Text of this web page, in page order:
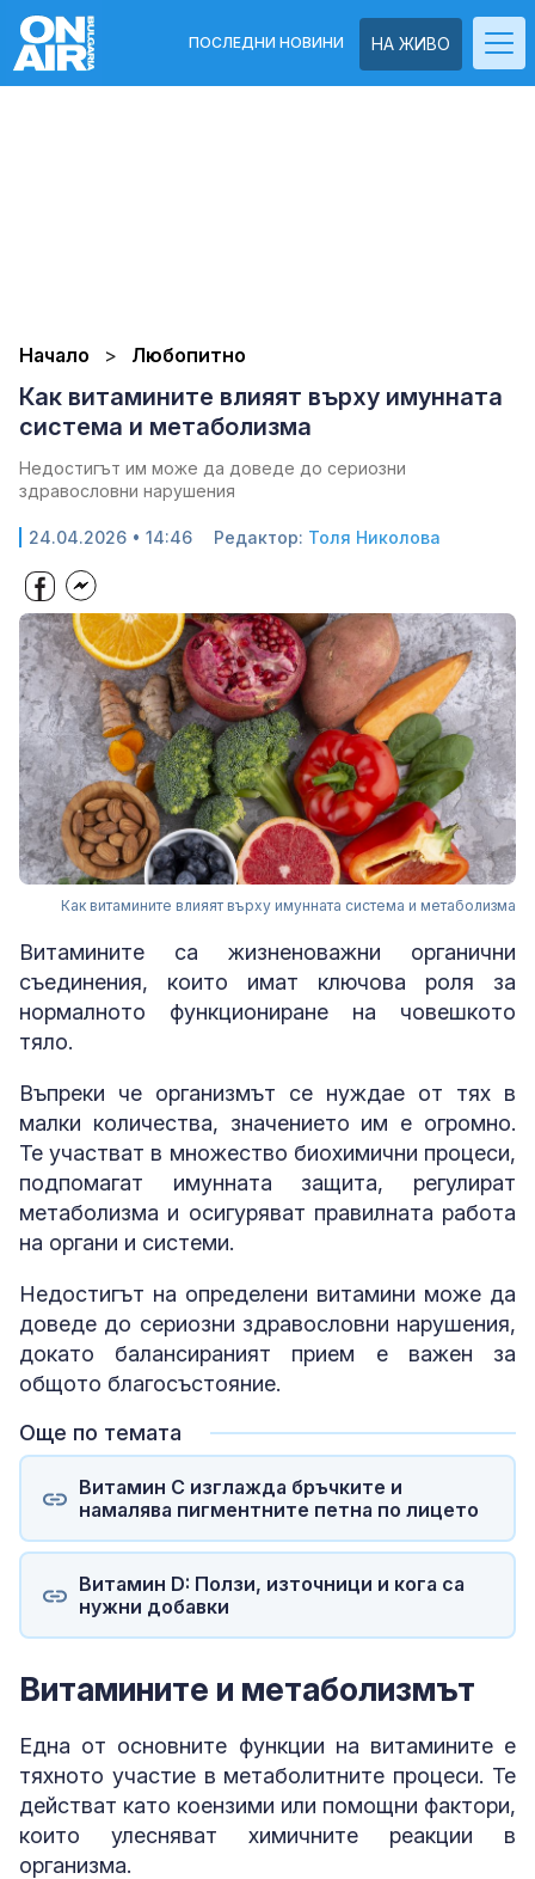
НА ЖИВО
ПОСЛЕДНИ НОВИНИ
Начало Любопитно
Как витамините влияят върху имунната
система и метаболизма
Недостигът им може да доведе до сериозни
здравословни нарушения
24.04.2026 • 14:46 Редактор: Толя Николова
Как витамините влияят върху имунната система и метаболизма
Витамините са жизненоважни органични
съединения, които имат ключова роля за
нормалното функциониране на човешкото
тяло.
Въпреки че организмът се нуждае от тях в
малки количества, значението им е огромно.
Те участват в множество биохимични процеси,
подпомагат имунната защита, регулират
метаболизма и осигуряват правилната работа
на органи и системи.
Недостигът на определени витамини може да
доведе до сериозни здравословни нарушения,
докато балансираният прием е важен за
общото благосъстояние.
Още по темата
Витамин C изглажда бръчките и
намалява пигментните петна по лицето
Витамин D: Ползи, източници и кога са
нужни добавки
Витамините и метаболизмът
Една от основните функции на витамините е
тяхното участие в метаболитните процеси. Те
действат като коензими или помощни фактори,
които улесняват химичните реакции в
организма.